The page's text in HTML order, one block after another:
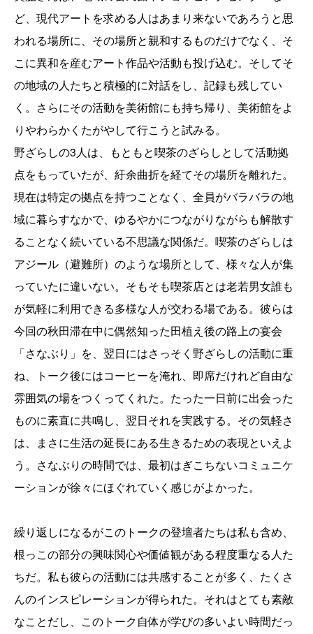
ど、現代アートを求める人はあまり来ないであろうと思
われる場所に、その場所と親和するものだけでなく、そ
こに異和を産むアート作品や活動も投げ込む。そしてそ
の地域の人たちと積極的に対話をし、記録も残してい
く。さらにその活動を美術館にも持ち帰り、美術館をよ
りやわらかくたがやして行こうと試みる。
野ざらしの3人は、もともと喫茶のざらしとして活動拠
点をもっていたが、紆余曲折を経てその場所を離れた。
現在は特定の拠点を持つことなく、全員がバラバラの地
域に暮らすなかで、ゆるやかにつながりながらも解散す
ることなく続いている不思議な関係だ。喫茶のざらしは
アジール（避難所）のような場所として、様々な人が集
っていたに違いない。そもそも喫茶店とは老若男女誰も
が気軽に利用できる多様な人が交わる場である。彼らは
今回の秋田滞在中に偶然知った田植え後の路上の宴会
「さなぶり」を、翌日にはさっそく野ざらしの活動に重
ね、トーク後にはコーヒーを淹れ、即席だけれど自由な
雰囲気の場をつくってくれた。たった一日前に出会った
ものに素直に共鳴し、翌日それを実践する。その気軽さ
は、まさに生活の延長にある生きるための表現といえよ
う。さなぶりの時間では、最初はぎこちないコミュニケ
ーションが徐々にほぐれていく感じがよかった。
繰り返しになるがこのトークの登壇者たちは私も含め、
根っこの部分の興味関心や価値観がある程度重なる人た
ちだ。私も彼らの活動には共感することが多く、たくさ
んのインスピレーションが得られた。それはとても素敵
なことだし、このトーク自体が学びの多いよい時間だっ